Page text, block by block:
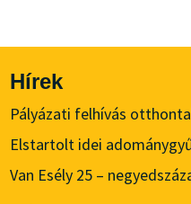
Hírek
Pályázati felhívás
Elstartolt idei
Van Esély 25 –